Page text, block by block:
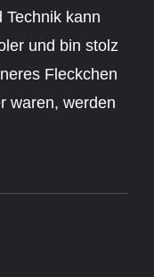
Technik kann
und bin stolz
Fleckchen
waren, werden